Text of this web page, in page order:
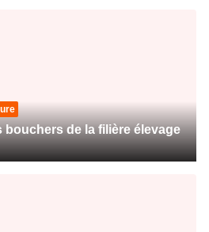
de la filière élevage